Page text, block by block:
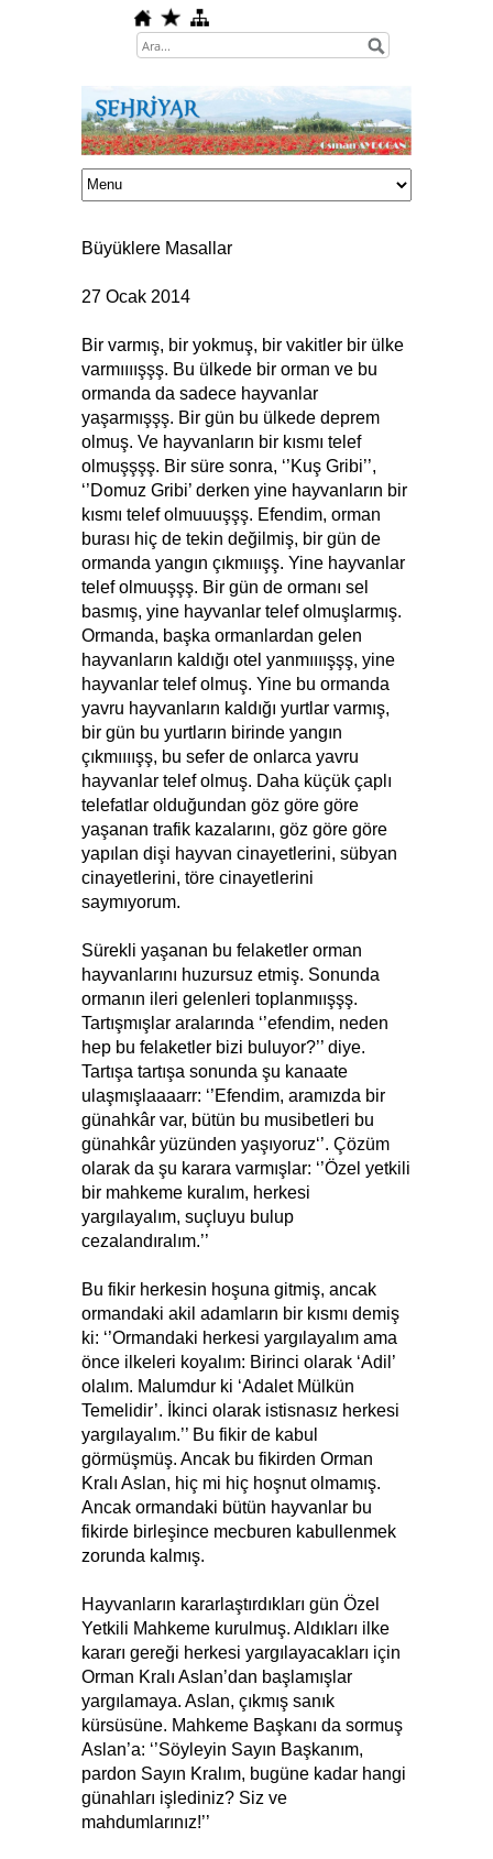
Büyüklere Masallar
27 Ocak 2014
Bir varmış, bir yokmuş, bir vakitler bir ülke
varmıııışşş. Bu ülkede bir orman ve bu
ormanda da sadece hayvanlar
yaşarmışşş. Bir gün bu ülkede deprem
olmuş. Ve hayvanların bir kısmı telef
olmuşşşş. Bir süre sonra, ‘’Kuş Gribi’’,
‘’Domuz Gribi’ derken yine hayvanların bir
kısmı telef olmuuuşşş. Efendim, orman
burası hiç de tekin değilmiş, bir gün de
ormanda yangın çıkmııışş. Yine hayvanlar
telef olmuuşşş. Bir gün de ormanı sel
basmış, yine hayvanlar telef olmuşlarmış.
Ormanda, başka ormanlardan gelen
hayvanların kaldığı otel yanmıııışşş, yine
hayvanlar telef olmuş. Yine bu ormanda
yavru hayvanların kaldığı yurtlar varmış,
bir gün bu yurtların birinde yangın
çıkmıııışş, bu sefer de onlarca yavru
hayvanlar telef olmuş. Daha küçük çaplı
telefatlar olduğundan göz göre göre
yaşanan trafik kazalarını, göz göre göre
yapılan dişi hayvan cinayetlerini, sübyan
cinayetlerini, töre cinayetlerini
saymıyorum.
Sürekli yaşanan bu felaketler orman
hayvanlarını huzursuz etmiş. Sonunda
ormanın ileri gelenleri toplanmıışşş.
Tartışmışlar aralarında ‘’efendim, neden
hep bu felaketler bizi buluyor?’’ diye.
Tartışa tartışa sonunda şu kanaate
ulaşmışlaaaarr: ‘’Efendim, aramızda bir
günahkâr var, bütün bu musibetleri bu
günahkâr yüzünden yaşıyoruz‘’. Çözüm
olarak da şu karara varmışlar: ‘’Özel yetkili
bir mahkeme kuralım, herkesi
yargılayalım, suçluyu bulup
cezalandıralım.’’
Bu fikir herkesin hoşuna gitmiş, ancak
ormandaki akil adamların bir kısmı demiş
ki: ‘’Ormandaki herkesi yargılayalım ama
önce ilkeleri koyalım: Birinci olarak ‘Adil’
olalım. Malumdur ki ‘Adalet Mülkün
Temelidir’. İkinci olarak istisnasız herkesi
yargılayalım.’’ Bu fikir de kabul
görmüşmüş. Ancak bu fikirden Orman
Kralı Aslan, hiç mi hiç hoşnut olmamış.
Ancak ormandaki bütün hayvanlar bu
fikirde birleşince mecburen kabullenmek
zorunda kalmış.
Hayvanların kararlaştırdıkları gün Özel
Yetkili Mahkeme kurulmuş. Aldıkları ilke
kararı gereği herkesi yargılayacakları için
Orman Kralı Aslan’dan başlamışlar
yargılamaya. Aslan, çıkmış sanık
kürsüsüne. Mahkeme Başkanı da sormuş
Aslan’a: ‘’Söyleyin Sayın Başkanım,
pardon Sayın Kralım, bugüne kadar hangi
günahları işlediniz? Siz ve
mahdumlarınız!’’